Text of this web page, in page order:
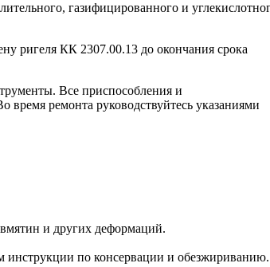
газифицированного и
ригеля КК 2307.00.13 до окончания срока
Все приспособления и
ремонта руководствуйтесь указаниями
и других деформаций.
инструкции по консервации и обезжириванию.